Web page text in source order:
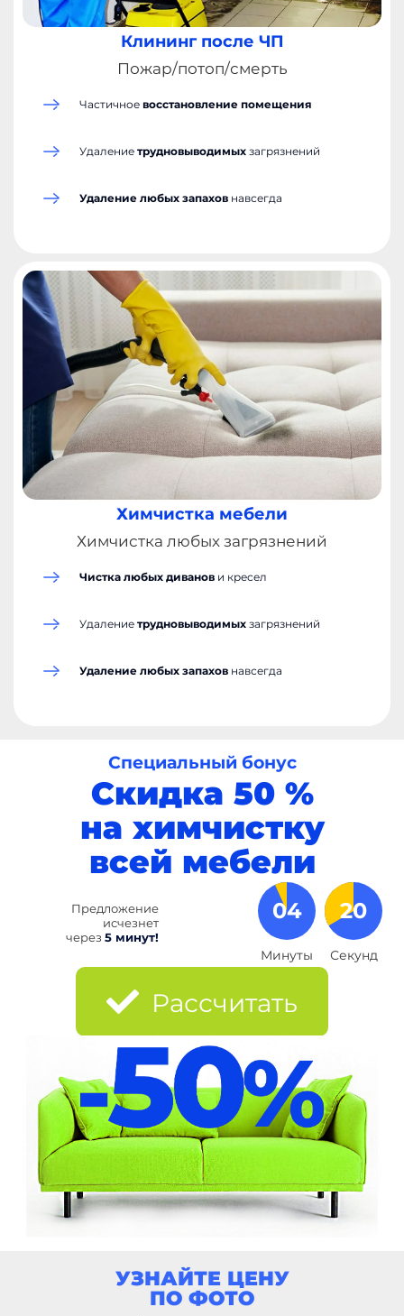
Клининг после ЧП
Пожар/потоп/смерть
Частичное восстановление помещения
Удаление трудновыводимых загрязнений
Удаление любых запахов навсегда
Химчистка мебели
Химчистка любых загрязнений
Чистка любых диванов и кресел
Удаление трудновыводимых загрязнений
Удаление любых запахов навсегда
Специальный бонус
Скидка 50 %
на химчистку
всей мебели
Предложение
исчезнет
через 5 минут!
04
Минуты
18
Секунд
Рассчитать
УЗНАЙТЕ ЦЕНУ
ПО ФОТО